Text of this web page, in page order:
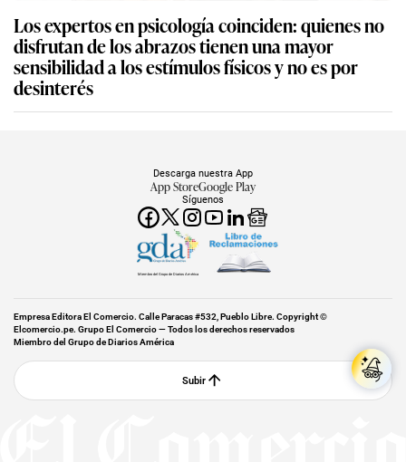
Los expertos en psicología coinciden: quienes no
disfrutan de los abrazos tienen una mayor
sensibilidad a los estímulos físicos y no es por
desinterés
Síguenos
Descarga nuestra App
App StoreGoogle Play
Miembro del Grupo de Diarios América
Empresa Editora El Comercio. Calle Paracas #532, Pueblo Libre. Copyright ©
Elcomercio.pe. Grupo El Comercio — Todos los derechos reservados
Miembro del Grupo de Diarios América
Subir